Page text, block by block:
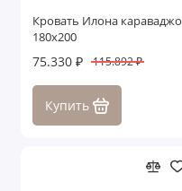
Кровать Илона караваджо
180х200
75.330 ₽ 115.892 ₽
Купить